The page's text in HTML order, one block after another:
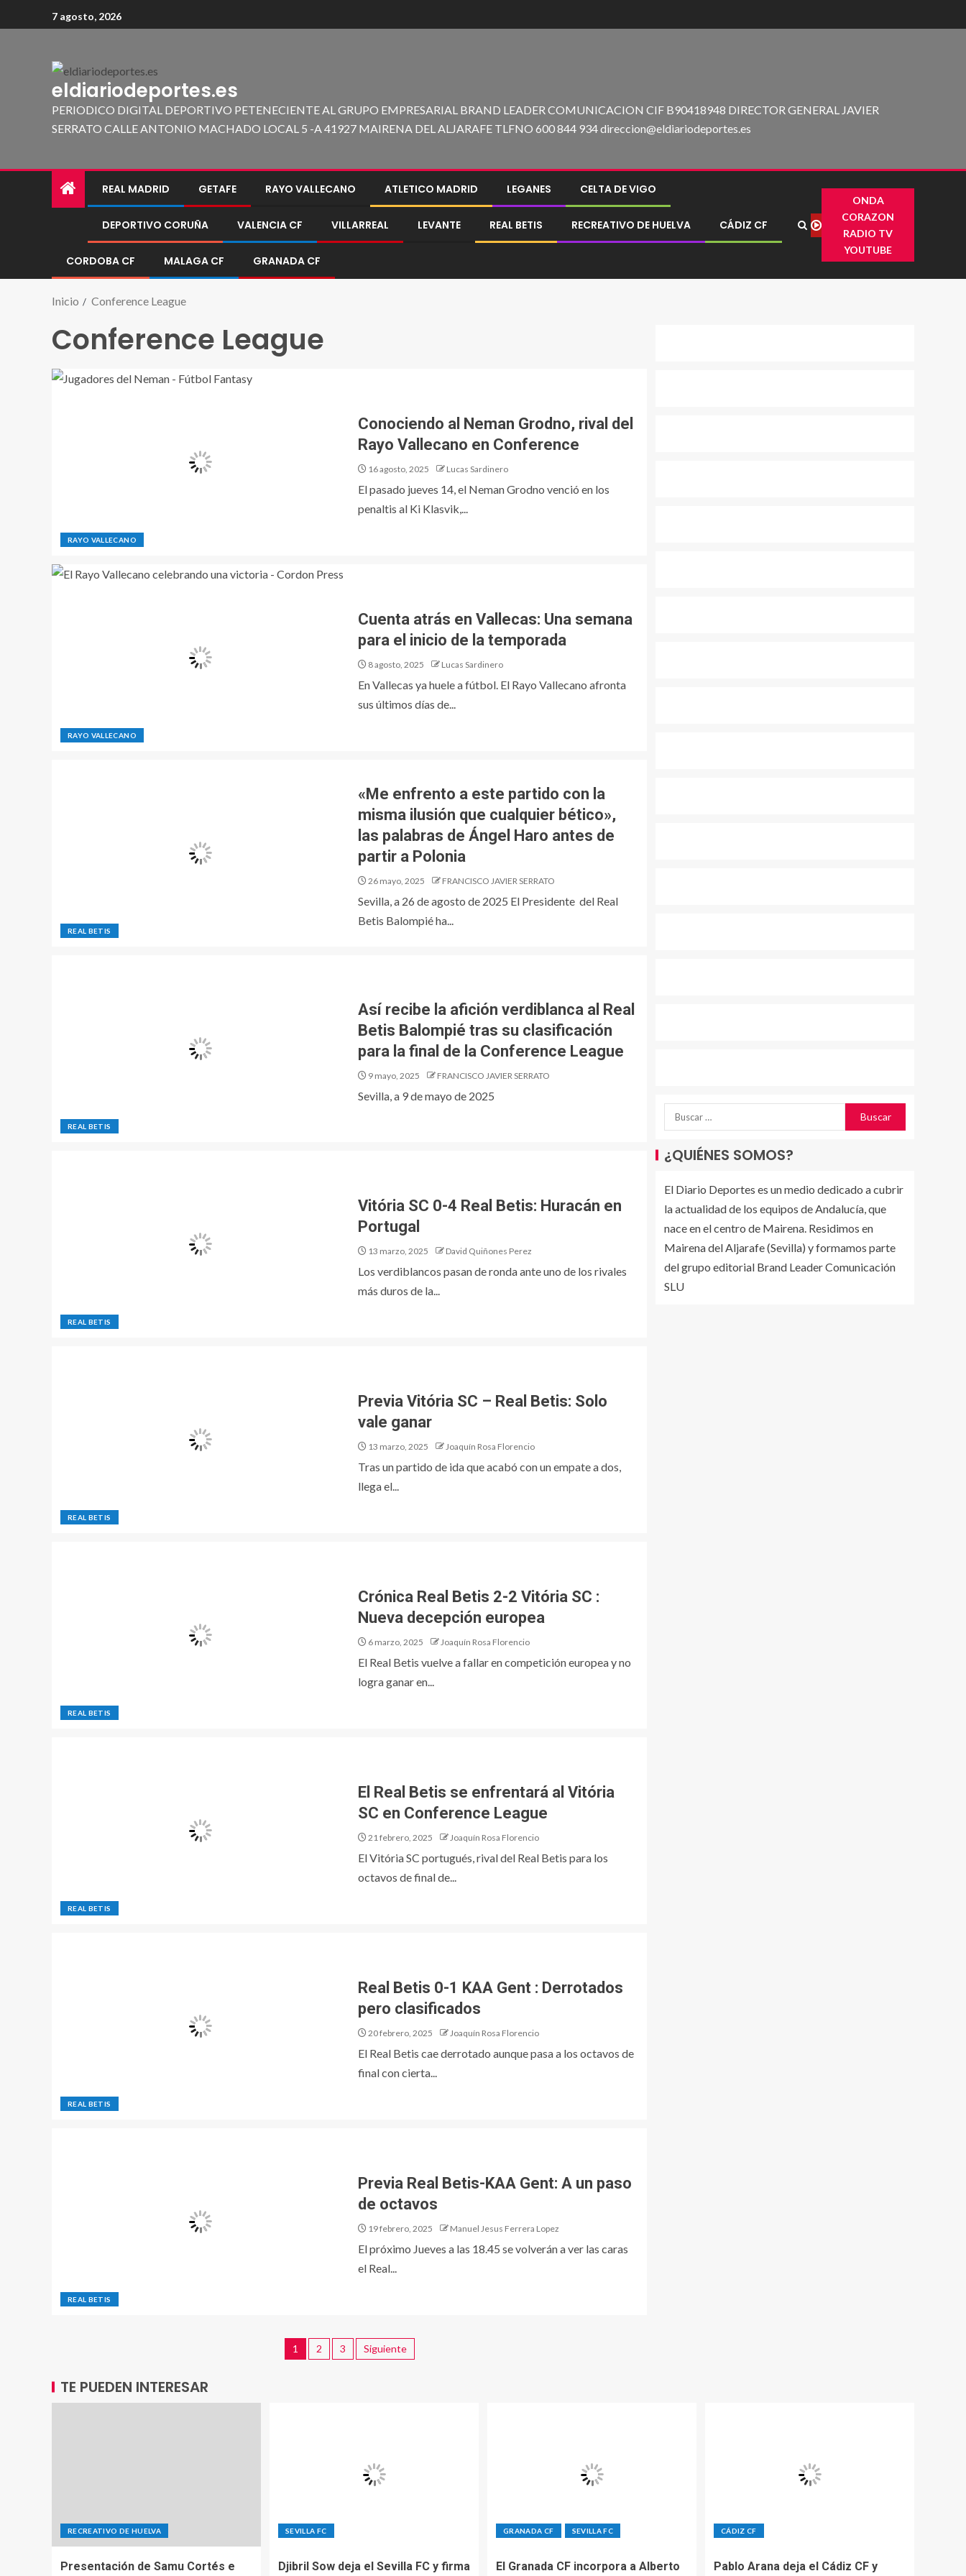
7 agosto, 2026
eldiariodeportes.es
PERIODICO DIGITAL DEPORTIVO PETENECIENTE AL GRUPO EMPRESARIAL BRAND LEADER COMUNICACION CIF B90418948 DIRECTOR GENERAL JAVIER
SERRATO CALLE ANTONIO MACHADO LOCAL 5 -A 41927 MAIRENA DEL ALJARAFE TLFNO 600 844 934 direccion@eldiariodeportes.es
REAL MADRID GETAFE RAYO VALLECANO ATLETICO MADRID LEGANES CELTA DE VIGO
DEPORTIVO CORUÑA VALENCIA CF VILLARREAL LEVANTE REAL BETIS RECREATIVO DE HUELVA CÁDIZ CF
CORDOBA CF MALAGA CF GRANADA CF
ONDA
CORAZON
RADIO TV
YOUTUBE
Inicio Conference League
Conference League
RAYO VALLECANO
Conociendo al Neman Grodno, rival del
Rayo Vallecano en Conference
16 agosto, 2025 Lucas Sardinero
El pasado jueves 14, el Neman Grodno venció en los
penaltis al Ki Klasvik,...
RAYO VALLECANO
Cuenta atrás en Vallecas: Una semana
para el inicio de la temporada
8 agosto, 2025 Lucas Sardinero
En Vallecas ya huele a fútbol. El Rayo Vallecano afronta
sus últimos días de...
REAL BETIS
«Me enfrento a este partido con la
misma ilusión que cualquier bético»,
las palabras de Ángel Haro antes de
partir a Polonia
26 mayo, 2025 FRANCISCO JAVIER SERRATO
Sevilla, a 26 de agosto de 2025 El Presidente del Real
Betis Balompié ha...
REAL BETIS
Así recibe la afición verdiblanca al Real
Betis Balompié tras su clasificación
para la final de la Conference League
9 mayo, 2025 FRANCISCO JAVIER SERRATO
Sevilla, a 9 de mayo de 2025
REAL BETIS
Vitória SC 0-4 Real Betis: Huracán en
Portugal
13 marzo, 2025 David Quiñones Perez
Los verdiblancos pasan de ronda ante uno de los rivales
más duros de la...
REAL BETIS
Previa Vitória SC – Real Betis: Solo
vale ganar
13 marzo, 2025 Joaquín Rosa Florencio
Tras un partido de ida que acabó con un empate a dos,
llega el...
REAL BETIS
Crónica Real Betis 2-2 Vitória SC :
Nueva decepción europea
6 marzo, 2025 Joaquín Rosa Florencio
El Real Betis vuelve a fallar en competición europea y no
logra ganar en...
REAL BETIS
El Real Betis se enfrentará al Vitória
SC en Conference League
21 febrero, 2025 Joaquín Rosa Florencio
El Vitória SC portugués, rival del Real Betis para los
octavos de final de...
REAL BETIS
Real Betis 0-1 KAA Gent : Derrotados
pero clasificados
20 febrero, 2025 Joaquín Rosa Florencio
El Real Betis cae derrotado aunque pasa a los octavos de
final con cierta...
REAL BETIS
Previa Real Betis-KAA Gent: A un paso
de octavos
19 febrero, 2025 Manuel Jesus Ferrera Lopez
El próximo Jueves a las 18.45 se volverán a ver las caras
el Real...
1 2 3 Siguiente
¿QUIÉNES SOMOS?
El Diario Deportes es un medio dedicado a cubrir
la actualidad de los equipos de Andalucía, que
nace en el centro de Mairena. Residimos en
Mairena del Aljarafe (Sevilla) y formamos parte
del grupo editorial Brand Leader Comunicación
SLU
TE PUEDEN INTERESAR
RECREATIVO DE HUELVA
Presentación de Samu Cortés e
SEVILLA FC
Djibril Sow deja el Sevilla FC y firma
GRANADA CF SEVILLA FC
El Granada CF incorpora a Alberto
CÁDIZ CF
Pablo Arana deja el Cádiz CF y